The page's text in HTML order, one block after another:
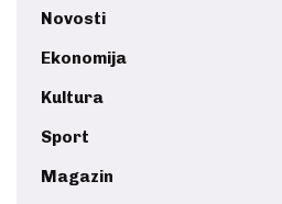
Novosti
Ekonomija
Kultura
Sport
Magazin